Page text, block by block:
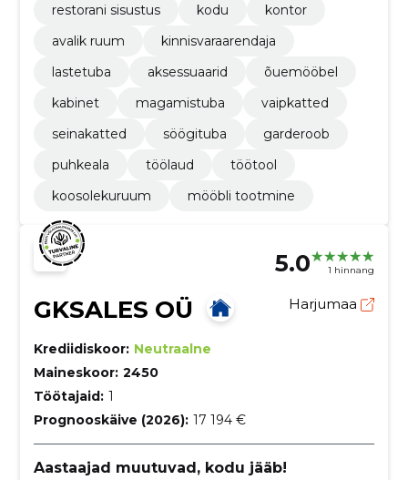
restorani sisustus
kodu
kontor
avalik ruum
kinnisvaraarendaja
lastetuba
aksessuaarid
õuemööbel
kabinet
magamistuba
vaipkatted
seinakatted
söögituba
garderoob
puhkeala
töölaud
töötool
koosolekuruum
mööbli tootmine
5.0 1 hinnang
GKSALES OÜ Harjumaa
Krediidiskoor: Neutraalne
Maineskoor: 2450
Töötajaid: 1
Prognooskäive (2026): 17 194 €
Aastaajad muutuvad, kodu jääb!